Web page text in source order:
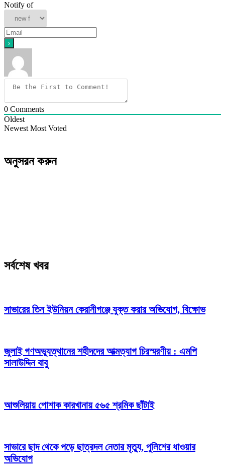
Notify of
0 Comments
Oldest
Newest Most Voted
অনুসরন করুন
সর্বশেষ খবর
সাভারের তিন ইউনিয়ন কেরানীগঞ্জে যুক্ত করার অভিযোগ, বিক্ষোভ
জুলাই গণঅভ্যুত্থানের শহীদদের আত্মত্যাগ চিরস্মরণীয় : এমপি
সালাউদ্দিন বাবু
আশুলিয়ায় পোশাক কারখানায় ৫৬৫ শ্রমিক ছাঁটাই
সাভারে ছাদ থেকে পড়ে ছাত্রদল নেতার মৃত্যু, পুলিশের ধাওয়ার
অভিযোগ